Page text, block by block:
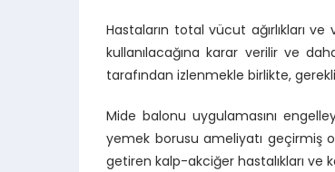
Hastaların total vücut ağırlıkları
kullanılacağına karar verilir ve
tarafından izlenmekle birlikte,
Mide balonu uygulamasını
yemek borusu ameliyatı geçirmiş
getiren kalp-akciğer hastalıkları ve